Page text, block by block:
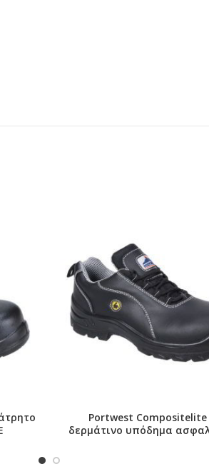
Portwest Compositelite
δερμάτινο υπόδημα